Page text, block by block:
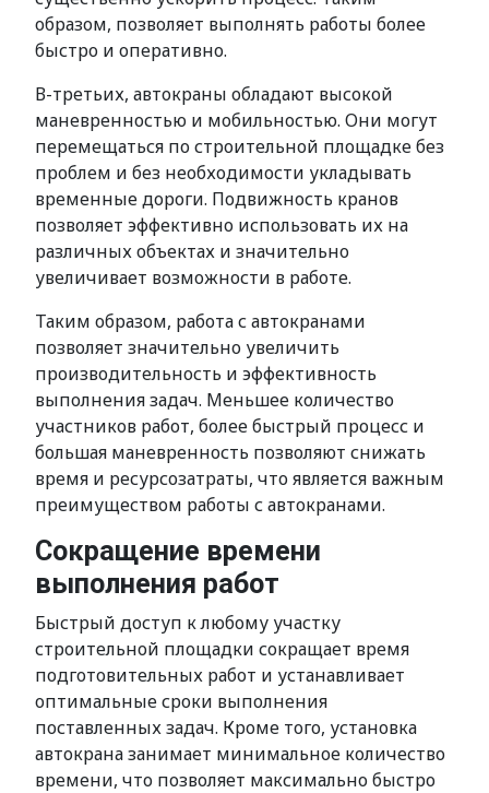
образом, позволяет выполнять работы более
быстро и оперативно.
В-третьих, автокраны обладают высокой
маневренностью и мобильностью. Они могут
перемещаться по строительной площадке без
проблем и без необходимости укладывать
временные дороги. Подвижность кранов
позволяет эффективно использовать их на
различных объектах и значительно
увеличивает возможности в работе.
Таким образом, работа с автокранами
позволяет значительно увеличить
производительность и эффективность
выполнения задач. Меньшее количество
участников работ, более быстрый процесс и
большая маневренность позволяют снижать
время и ресурсозатраты, что является важным
преимуществом работы с автокранами.
Сокращение времени
выполнения работ
Быстрый доступ к любому участку
строительной площадки сокращает время
подготовительных работ и устанавливает
оптимальные сроки выполнения
поставленных задач. Кроме того, установка
автокрана занимает минимальное количество
времени, что позволяет максимально быстро